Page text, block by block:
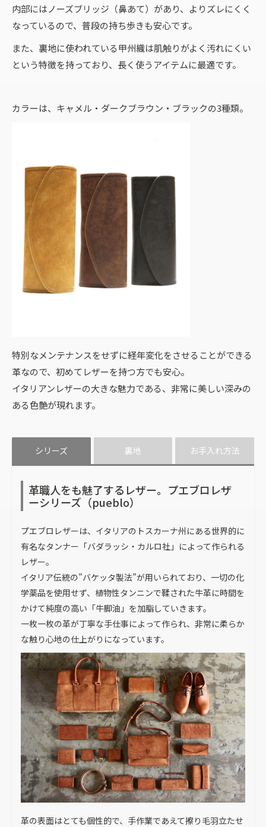
内部にはノーズブリッジ（鼻あて）があり、よりズレにくく
なっているので、普段の持ち歩きも安心です。
また、裏地に使われている甲州織は肌触りがよく汚れにくい
という特徴を持っており、長く使うアイテムに最適です。
カラーは、キャメル・ダークブラウン・ブラックの3種類。
特別なメンテナンスをせずに経年変化をさせることができる
革なので、初めてレザーを持つ方でも安心。
イタリアンレザーの大きな魅力である、非常に美しい深みの
ある色艶が現れます。
シリーズ
革職人をも魅了するレザー。プエブロレザ
ーシリーズ（pueblo）
プエブロレザーは、イタリアのトスカーナ州にある世界的に
有名なタンナー「バダラッシ・カルロ社」によって作られる
レザー。
イタリア伝統の”バケッタ製法”が用いられており、一切の化
学薬品を使用せず、植物性タンニンで鞣された牛革に時間を
かけて純度の高い「牛脚油」を加脂していきます。
一枚一枚の革が丁寧な手仕事によって作られ、非常に柔らか
な触り心地の仕上がりになっています。
革の表面はとても個性的で、手作業であえて擦り毛羽立たせ
裏地 お手入れ方法